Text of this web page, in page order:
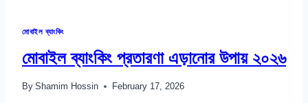
মোবাইল ব্যাংকিং
মোবাইল ব্যাংকিং প্রতারণা এড়ানোর উপায় ২০২৬
By Shamim Hossin February 17, 2026